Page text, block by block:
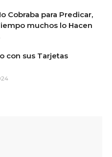
Cobraba para Predicar,
muchos lo Hacen
con sus Tarjetas